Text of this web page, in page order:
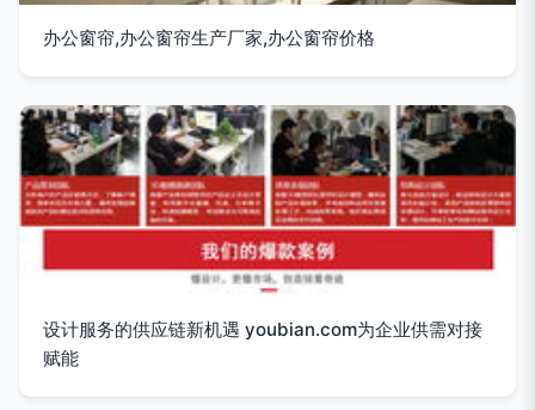
办公窗帘,办公窗帘生产厂家,办公窗帘价格
设计服务的供应链新机遇 youbian.com为企业供需对接
赋能